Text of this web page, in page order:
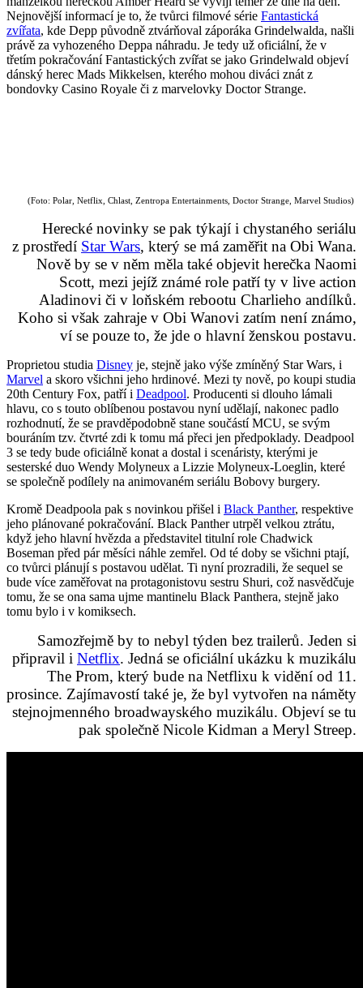
Nejnovější informací je to, že tvůrci filmové série Fantastická
zvířata, kde Depp původně ztvárňoval záporáka Grindelwalda, našli
právě za vyhozeného Deppa náhradu. Je tedy už oficiální, že v
třetím pokračování Fantastických zvířat se jako Grindelwald objeví
dánský herec Mads Mikkelsen, kterého mohou diváci znát z
bondovky Casino Royale či z marvelovky Doctor Strange.
(Foto: Polar, Netflix, Chlast, Zentropa Entertainments, Doctor Strange, Marvel Studios)
Herecké novinky se pak týkají i chystaného seriálu
z prostředí Star Wars, který se má zaměřit na Obi Wana.
Nově by se v něm měla také objevit herečka Naomi
Scott, mezi jejíž známé role patří ty v live action
Aladinovi či v loňském rebootu Charlieho andílků.
Koho si však zahraje v Obi Wanovi zatím není známo,
ví se pouze to, že jde o hlavní ženskou postavu.
Proprietou studia Disney je, stejně jako výše zmíněný Star Wars, i
Marvel a skoro všichni jeho hrdinové. Mezi ty nově, po koupi studia
20th Century Fox, patří i Deadpool. Producenti si dlouho lámali
hlavu, co s touto oblíbenou postavou nyní udělají, nakonec padlo
rozhodnutí, že se pravděpodobně stane součástí MCU, se svým
bouráním tzv. čtvrté zdi k tomu má přeci jen předpoklady. Deadpool
3 se tedy bude oficiálně konat a dostal i scenáristy, kterými je
sesterské duo Wendy Molyneux a Lizzie Molyneux-Loeglin, které
se společně podílely na animovaném seriálu Bobovy burgery.
Kromě Deadpoola pak s novinkou přišel i Black Panther, respektive
jeho plánované pokračování. Black Panther utrpěl velkou ztrátu,
když jeho hlavní hvězda a představitel titulní role Chadwick
Boseman před pár měsíci náhle zemřel. Od té doby se všichni ptají,
co tvůrci plánují s postavou udělat. Ti nyní prozradili, že sequel se
bude více zaměřovat na protagonistovu sestru Shuri, což nasvědčuje
tomu, že se ona sama ujme mantinelu Black Panthera, stejně jako
tomu bylo i v komiksech.
Samozřejmě by to nebyl týden bez trailerů. Jeden si
připravil i Netflix. Jedná se oficiální ukázku k muzikálu
The Prom, který bude na Netflixu k vidění od 11.
prosince. Zajímavostí také je, že byl vytvořen na náměty
stejnojmenného broadwayského muzikálu. Objeví se tu
pak společně Nicole Kidman a Meryl Streep.